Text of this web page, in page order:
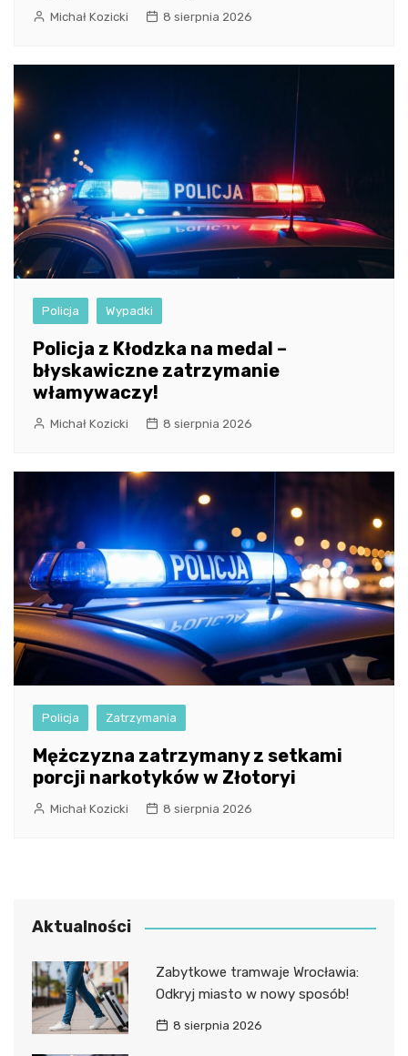
Michał Kozicki 8 sierpnia 2026
Policja Wypadki
Policja z Kłodzka na medal –
błyskawiczne zatrzymanie
włamywaczy!
Michał Kozicki 8 sierpnia 2026
Policja Zatrzymania
Mężczyzna zatrzymany z setkami
porcji narkotyków w Złotoryi
Michał Kozicki 8 sierpnia 2026
Aktualności
Zabytkowe tramwaje Wrocławia:
Odkryj miasto w nowy sposób!
8 sierpnia 2026